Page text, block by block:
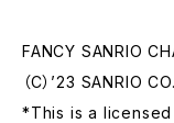
FANCY SANRIO
（C）’23 SANRIO
*This is a